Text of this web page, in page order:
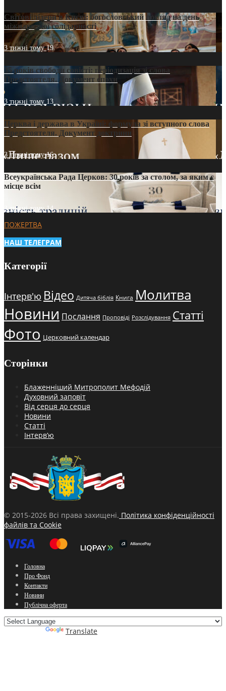
Світові лідери в Києві: богословський погляд на день
міжнародної солідарності
3 тижні тому19
35 років свободи совісті: періодизація зі слова
Предстоятеля. Документ епохи
3 тижні тому 13
Церква і держава в Україні: формула зі вступного слова
Предстоятеля. Документ доктрини
3 тижні тому16
Всеукраїнська Рада Церков: 30 років за столом, за яким є
місце всім
3 тижні тому14
ПОЖЕРТВА
НАШ ТЕЛЕГРАМ
Категорії
Інтерв'ю Відео Дитяча біблія Книга Молитва
Новини Послання Проповіді Розслідування Статті
Фото Церковний календар
Сторінки
Блаженніший Митрополит Мефодій
Духовний заповіт
Від серця до серця
Новини
Статті
Інтерв’ю
© 2015-2026 Всі права захищені. Політика конфіденційності
файлів та Cookie
Головна
Про Фонд
Контакти
Новини
Публічна оферта
Translate